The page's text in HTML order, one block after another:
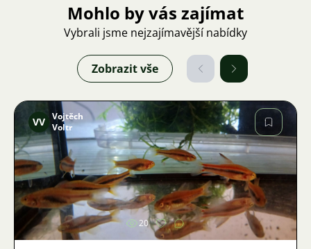
Mohlo by vás zajímat
Vybrali jsme nejzajímavější nabídky
Zobrazit vše
Obrázek
VV Vojtěch
Voltr
20